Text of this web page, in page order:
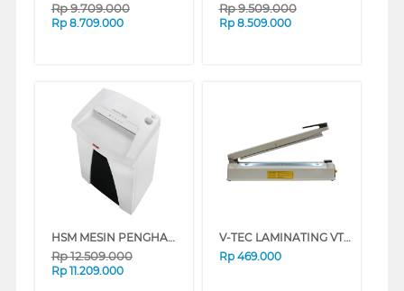
Rp9.709.000
Rp 8.709.000
Rp9.509.000
Rp 8.509.000
HSM MESIN PENGHANCUR KERTAS PAPER SHREDDER HSM22S3_9
Rp12.509.000
Rp 11.209.000
V-TEC LAMINATING VT-IS-400IR
Rp 469.000